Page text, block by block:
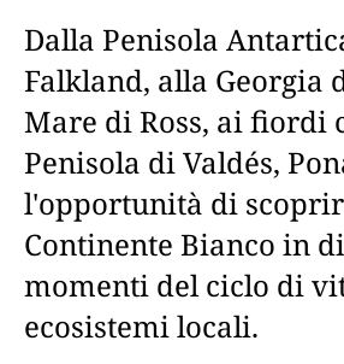
Dalla Penisola
Falkland, alla Georgia
Mare di Ross, ai fiordi
Penisola di Valdés,
l'opportunità di
Continente Bianco in
momenti del ciclo di
ecosistemi locali.